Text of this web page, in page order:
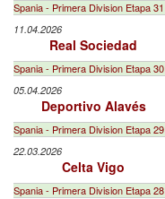
Spania - Primera Division Etapa 31
11.04.2026
Real Sociedad
Spania - Primera Division Etapa 30
05.04.2026
Deportivo Alavés
Spania - Primera Division Etapa 29
22.03.2026
Celta Vigo
Spania - Primera Division Etapa 28